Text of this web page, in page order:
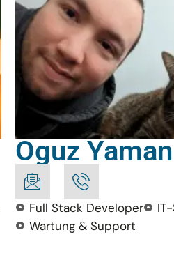
Oguz Yaman
Full Stack Developer
Wartung & Support